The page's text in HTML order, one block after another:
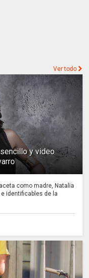
Ver todo
y video
como madre, Natalia
identificables de la